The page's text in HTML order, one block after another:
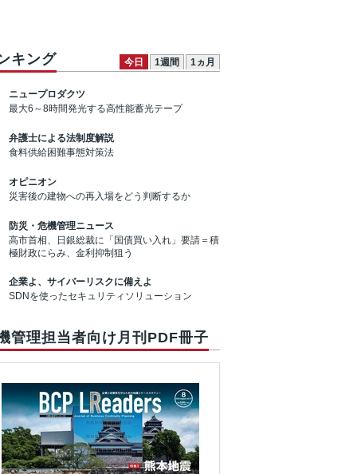
キング 今日 1週間 1ヵ月
ニュープロダクツ
最大6～8時間発光する高性能蓄光テープ
弁護士による法制度解説
食料供給困難事態対策法
オピニオン
災害後の建物への再入場をどう判断するか
防災・危機管理ニュース
高市首相、日銀総裁に「国債買い入れ」要請＝積
極財政にらみ、金利抑制狙う
企業よ、サイバーリスクに備えよ
SDNを使ったセキュリティソリューション
管理担当者向け月刊PDF冊子